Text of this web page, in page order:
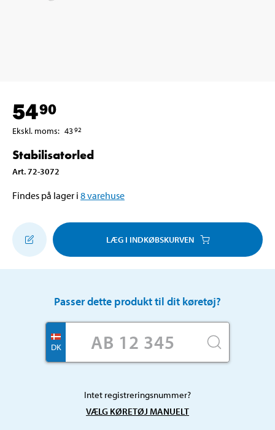
5490
Ekskl. moms: 4392
Stabilisatorled
Art.72-3072
Findes på lager i 8varehuse
LÆG I INDKØBSKURVEN
Passer dette produkt til dit køretøj?
DK
Intet registreringsnummer?
VÆLG KØRETØJ MANUELT